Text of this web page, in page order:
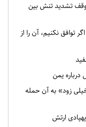
تشدید تنش بین
توافق نکنیم، آن را از
یمن
زود» به آن حمله
ارتش